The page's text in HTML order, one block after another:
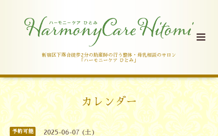
新宿区下落合徒歩2分の助産師の行う整体・母乳相談のサロン
「ハーモニーケア ひとみ」
カレンダー
予約可能 2025-06-07 (土)